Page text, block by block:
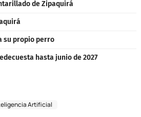
de Zipaquirá
su propio perro
hasta junio de 2027
Artificial